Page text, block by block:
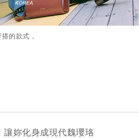
的款式，
讓妳化身成現代魏瓔珞